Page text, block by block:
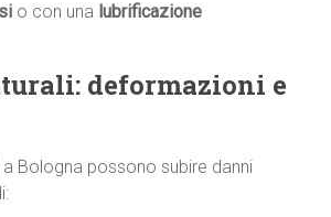
o con una lubrificazione
deformazioni e
Bologna possono subire danni